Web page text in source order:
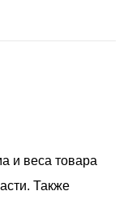
и веса товара
Также